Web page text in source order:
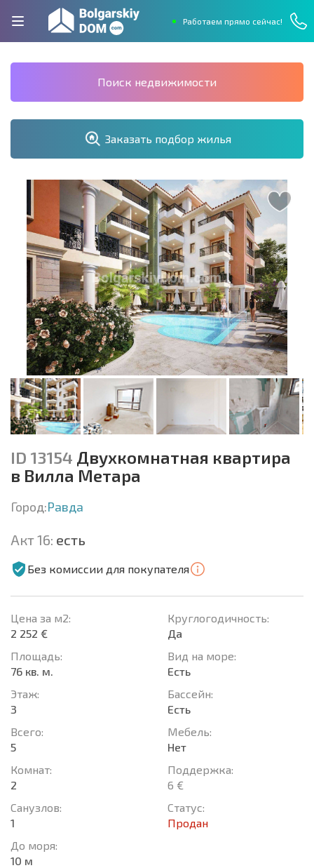
Работаем прямо сейчас!
Поиск недвижимости
Заказать подбор жилья
ID 13154 Двухкомнатная квартира
в Вилла Метара
Город:Равда
Акт 16: есть
Без комиссии для покупателя
Цена за м2:
2 252 €
Площадь:
76 кв. м.
Этаж:
3
Всего:
5
Комнат:
2
Санузлов:
1
До моря:
10 м
Круглогодичность:
Да
Вид на море:
Есть
Басcейн:
Есть
Мебель:
Нет
Поддержка:
6 €
Статус:
Продан